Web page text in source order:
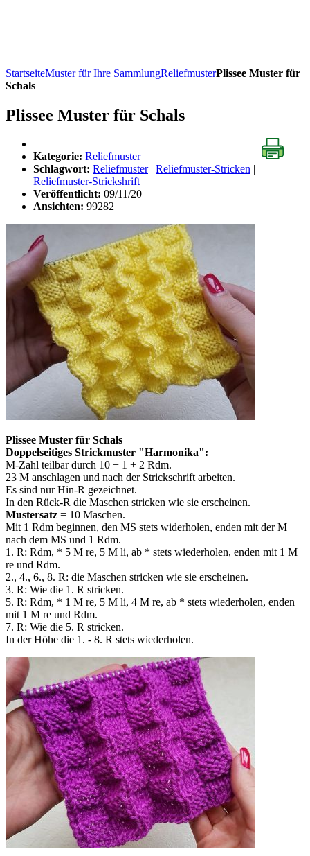
StartseiteMuster für Ihre SammlungReliefmusterPlissee Muster für
Schals
Plissee Muster für Schals
Kategorie: Reliefmuster
Schlagwort: Reliefmuster| Reliefmuster-Stricken
Reliefmuster-Strickshrift
Veröffentlicht: 09/11/20
Ansichten: 99282
Plissee Muster für Schals
Doppelseitiges Strickmuster "Harmonika":
M-Zahl teilbar durch 10 + 1 + 2 Rdm.
23 M anschlagen und nach der Strickschrift arbeiten.
Es sind nur Hin-R gezeichnet.
In den Rück-R die Maschen stricken wie sie erscheinen.
Mustersatz = 10 Maschen.
Mit 1 Rdm beginnen, den MS stets widerholen, enden mit der M
nach dem MS und 1 Rdm.
1. R: Rdm, * 5 M re, 5 M li, ab * stets wiederholen, enden mit 1 M
re und Rdm.
2., 4., 6., 8. R: die Maschen stricken wie sie erscheinen.
3. R: Wie die 1. R stricken.
5. R: Rdm, * 1 M re, 5 M li, 4 M re, ab * stets wiederholen, enden
mit 1 M re und Rdm.
7. R: Wie die 5. R stricken.
In der Höhe die 1. - 8. R stets wiederholen.